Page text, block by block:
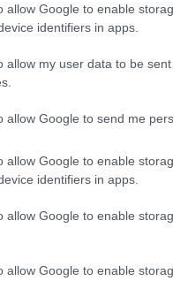
allow Google to enable
identifiers in apps.
allow my user data to be
allow Google to send me
allow Google to enable
identifiers in apps.
allow Google to enable
allow Google to enable
a fényigénye is igen
az üzletek sötét
direkt napsütésnek is